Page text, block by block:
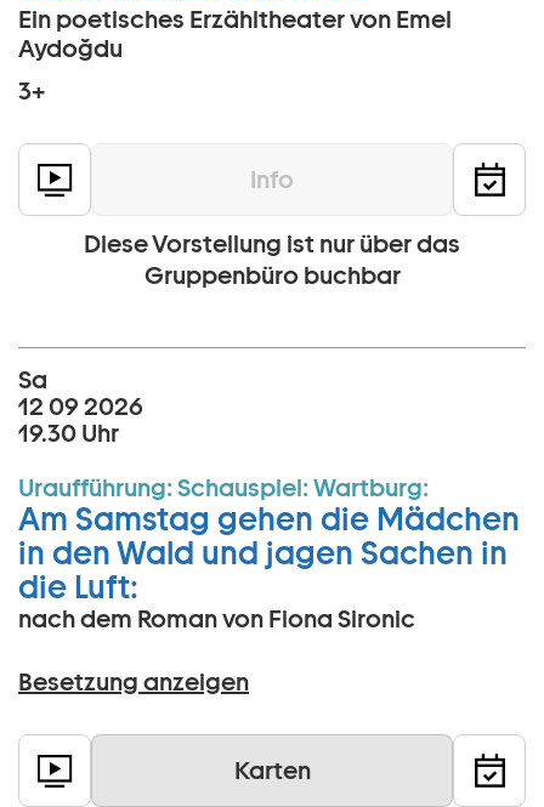
Ein poetisches Erzähltheater von Emel
Aydoğdu
3+
Info
Diese Vorstellung ist nur über das
Gruppenbüro buchbar
Sa
12 09 2026
19.30 Uhr
Uraufführung: Schauspiel: Wartburg:
Am Samstag gehen die Mädchen
in den Wald und jagen Sachen in
die Luft:
nach dem Roman von Fiona Sironic
Besetzung anzeigen
Karten